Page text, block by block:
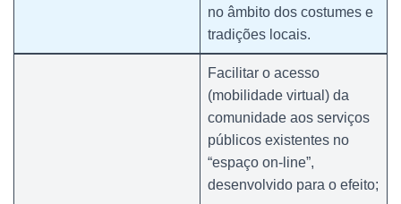
no âmbito dos costumes e
tradições locais.
Facilitar o acesso
(mobilidade virtual) da
comunidade aos serviços
públicos existentes no
“espaço on-line”,
desenvolvido para o efeito;